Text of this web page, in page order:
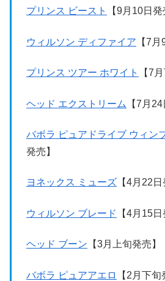
プリンス ビースト 【9月10日発
ウィルソン ディファイア 【7月
プリンス ツアー ホワイト 【7
ヘッド エクストリーム 【7月24
バボラ ピュアドライブ ウィン
発売】
ヨネックス ミューズ 【4月22日
ウィルソン ブレード 【4月15日
ヘッド ブーン 【3月上旬発売】
バボラ ピュアアエロ 【2月下旬